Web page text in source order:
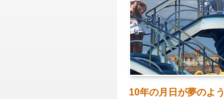
10年の月日が夢のよ